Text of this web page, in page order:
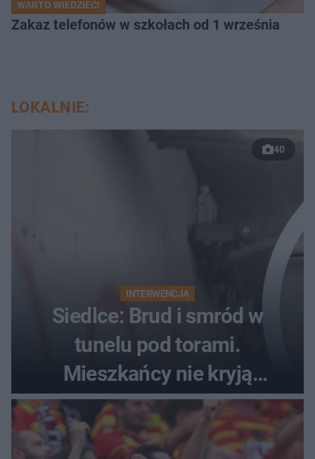
WARTO WIEDZIEĆ!
Zakaz telefonów w szkołach od 1 września
LOKALNIE:
40
INTERWENCJA
Siedlce: Brud i smród w
tunelu pod torami.
Mieszkańcy nie kryją
oburzenia!